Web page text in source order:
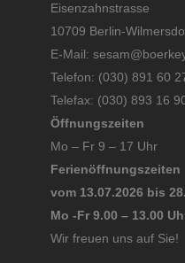
Eisenzahnstrasse
10709 Berlin-
E-Mail:
Telefon: (030) 891 60
Telefax: (030) 893 16
Öffnungszeiten
Mo – Fr 9 – 17 Uhr
Ferienöffnungszeiten
vom 13.07.2026 bis
Mo -Fr 9.00 – 13.00
Wir freuen uns auf Sie!